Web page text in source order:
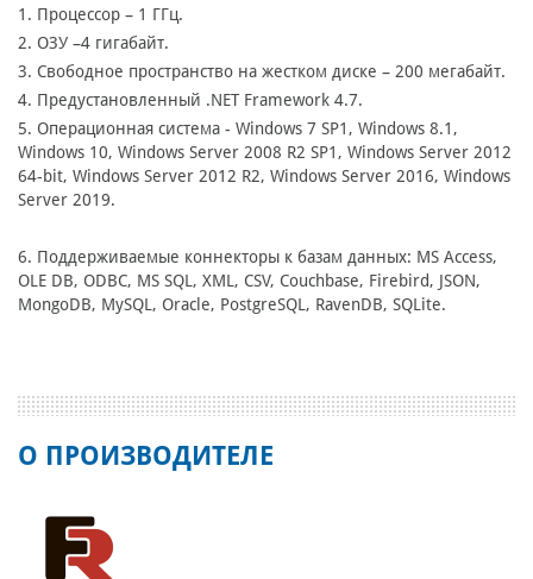
1. Процессор – 1 ГГц.
2. ОЗУ –4 гигабайт.
3. Свободное пространство на жестком диске – 200 мегабайт.
4. Предустановленный .NET Framework 4.7.
5. Операционная система - Windows 7 SP1, Windows 8.1,
Windows 10, Windows Server 2008 R2 SP1, Windows Server 2012
64-bit, Windows Server 2012 R2, Windows Server 2016, Windows
Server 2019.
6. Поддерживаемые коннекторы к базам данных: MS Access,
OLE DB, ODBC, MS SQL, XML, CSV, Couchbase, Firebird, JSON,
MongoDB, MySQL, Oracle, PostgreSQL, RavenDB, SQLite.
О ПРОИЗВОДИТЕЛЕ